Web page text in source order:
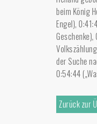
beim König
Engel),
der Suche
0:54:44
Zurück zur